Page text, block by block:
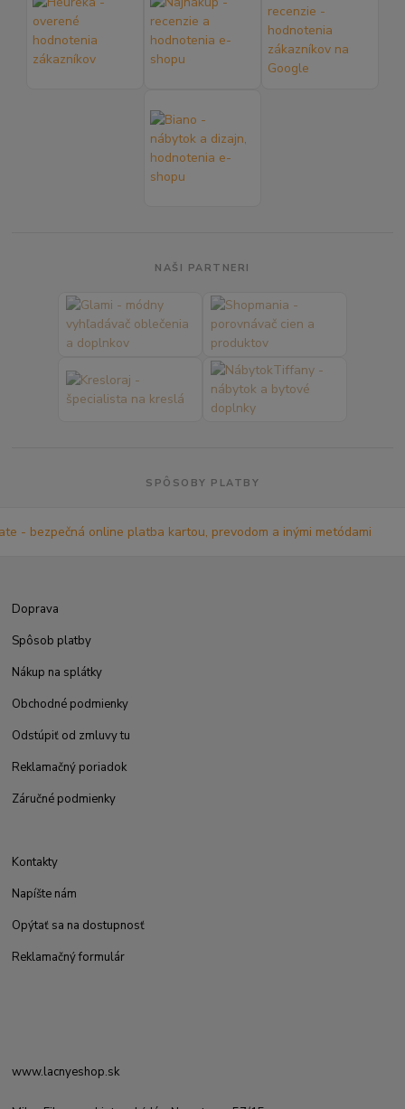
NAŠI PARTNERI
SPÔSOBY PLATBY
Doprava
Spôsob platby
Nákup na splátky
Obchodné podmienky
Odstúpiť od zmluvy tu
Reklamačný poriadok
Záručné podmienky
Kontakty
Napíšte nám
Opýtať sa na dostupnosť
Reklamačný formulár
www.lacnyeshop.sk